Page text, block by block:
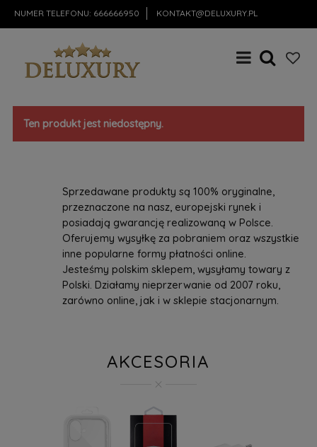
NUMER TELEFONU: 666666950 KONTAKT@DELUXURY.PL
Ten produkt jest niedostępny.
Sprzedawane produkty są 100% oryginalne,
przeznaczone na nasz, europejski rynek i
posiadają gwarancję realizowaną w Polsce.
Oferujemy wysyłkę za pobraniem oraz wszystkie
inne popularne formy płatności online.
Jesteśmy polskim sklepem, wysyłamy towary z
Polski. Działamy nieprzerwanie od 2007 roku,
zarówno online, jak i w sklepie stacjonarnym.
AKCESORIA